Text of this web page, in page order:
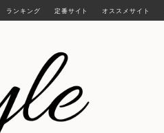
オススメサイト
定番サイト
ランキング